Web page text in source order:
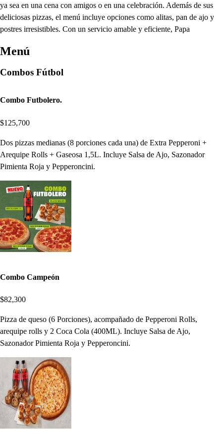
ya sea en una cena con amigos o en una celebración. Además de sus
deliciosas pizzas, el menú incluye opciones como alitas, pan de ajo y
postres irresistibles. Con un servicio amable y eficiente, Papa
Menú
Combos Fútbol
Combo Futbolero.
$125,700
Dos pizzas medianas (8 porciones cada una) de Extra Pepperoni +
Arequipe Rolls + Gaseosa 1,5L. Incluye Salsa de Ajo, Sazonador
Pimienta Roja y Pepperoncini.
Combo Campeón
$82,300
Pizza de queso (6 Porciones), acompañado de Pepperoni Rolls,
arequipe rolls y 2 Coca Cola (400ML). Incluye Salsa de Ajo,
Sazonador Pimienta Roja y Pepperoncini.